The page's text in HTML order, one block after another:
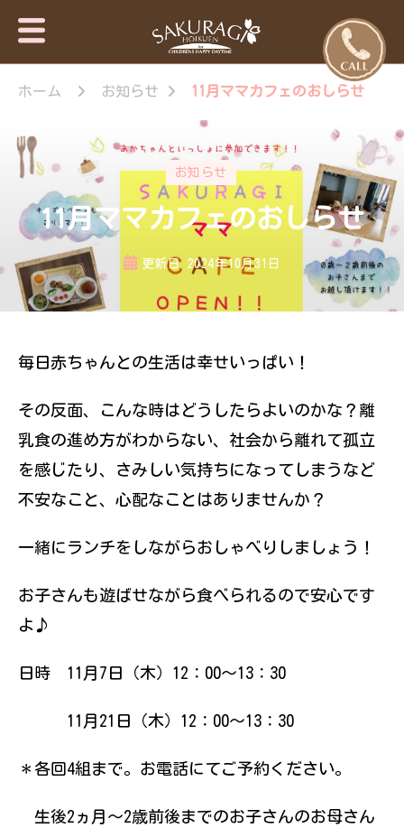
保育園・東
京日の出
野市【さく
らぎ保育
園】
について · 園施
特色 · 入園のご
案内 · 未就園児
教室 · 園のいち
日 · 年間行事 ·
さくらぎ保育園
ぎ保育園 。子
ん私達大人も認
がら、 人と人
伝えていきたい
と思っていま
ホーム お知らせ 11月ママカフェのおしらせ
お知らせ
11月ママカフェのおしらせ
更新日 2024年10月31日
毎日赤ちゃんとの生活は幸せいっぱい！
その反面、こんな時はどうしたらよいのかな？離
乳食の進め方がわからない、社会から離れて孤立
を感じたり、さみしい気持ちになってしまうなど
不安なこと、心配なことはありませんか？
一緒にランチをしながらおしゃべりしましょう！
お子さんも遊ばせながら食べられるので安心です
よ♪
日時 11月7日（木）12：00～13：30
11月21日（木）12：00～13：30
＊各回4組まで。お電話にてご予約ください。
生後2ヵ月～2歳前後までのお子さんのお母さん